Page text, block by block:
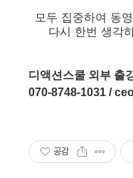
모두 집중하여 동
다시 한번 생각
디액션스쿨 외부 출
070-8748-1031 /
공감